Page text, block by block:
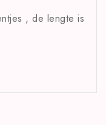
, de lengte is